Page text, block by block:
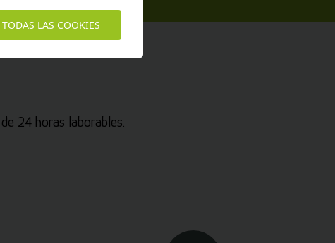
24 horas laborables.
TODAS LAS COOKIES